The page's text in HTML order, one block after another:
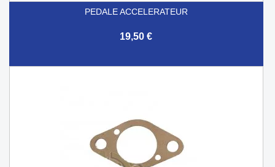
PEDALE ACCELERATEUR
19,50 €